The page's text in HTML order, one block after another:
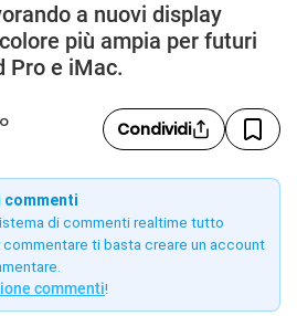
a nuovi display
più ampia per futuri
Pro e iMac.
Condividi
commenti
di commenti realtime tutto
commentare ti basta creare un account
commenti!